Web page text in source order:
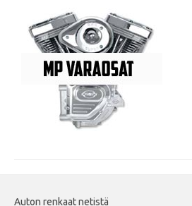
Auton renkaat netistä